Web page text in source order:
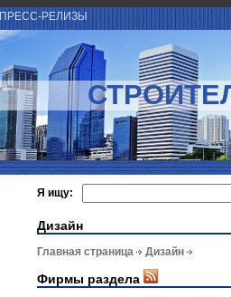
ПРЕСС-РЕЛИЗЫ
Я ищу:
Дизайн
Главная страница Дизайн
Фирмы раздела